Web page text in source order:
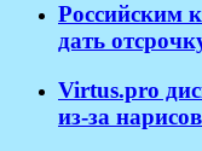
Российским
дать
Virtus.pro
из-за